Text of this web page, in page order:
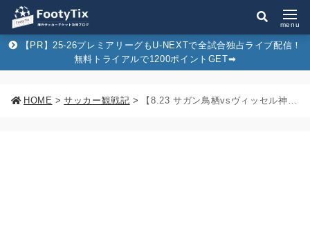
menu
【PR】25-26プレミアリーグもU-NEXTで全試合独占ライブ配信！
無料トライアルで1200ポイントGET➡︎
HOME > サッカー観戦記 > 【8.23 サガン鳥栖vsヴィッセル神戸観戦記】F･トーレス現役ラストマッチ&引退セレモニーを現地観戦！